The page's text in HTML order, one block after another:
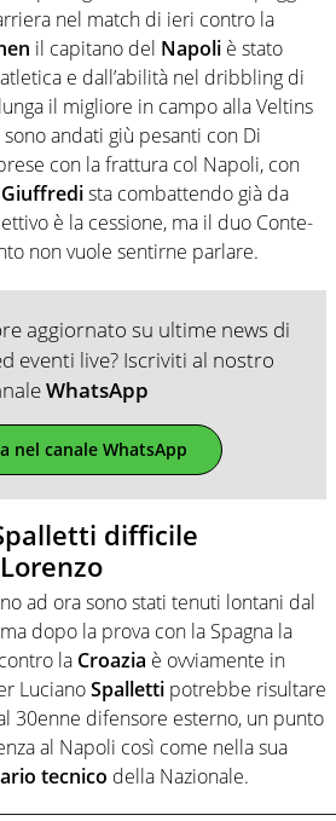
nel match di ieri contro la
il capitano del Napoli è stato
e dall’abilità nel dribbling di
il migliore in campo alla Veltins
andati giù pesanti con Di
con la frattura col Napoli, con
Giuffredista combattendo già da
è la cessione, ma il duo Conte-
non vuole sentirne parlare.
aggiornato su ultime news di
eventi live? Iscriviti al nostro
WhatsApp
nel canale WhatsApp
difficile
ad ora sono stati tenuti lontani dal
dopo la prova con la Spagna la
la Croazia è ovviamente in
LucianoSpalletti potrebbe risultare
30enne difensore esterno, un punto
al Napoli così come nella sua
tecnico della Nazionale.